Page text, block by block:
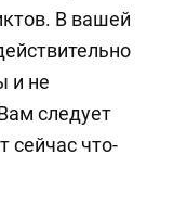
В вашей
и не
следует
сейчас что-